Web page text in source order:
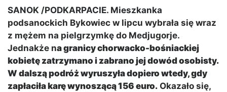
SANOK /PODKARPACIE. Mieszkanka
podsanockich Bykowiec w lipcu wybrała się wraz
z mężem na pielgrzymkę do Medjugorje.
Jednakże na granicy chorwacko-bośniackiej
kobietę zatrzymano i zabrano jej dowód osobisty.
W dalszą podróż wyruszyła dopiero wtedy, gdy
zapłaciła karę wynoszącą 156 euro. Okazało się,